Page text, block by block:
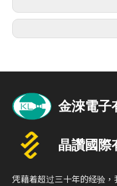
凭藉着超过三十年的经验